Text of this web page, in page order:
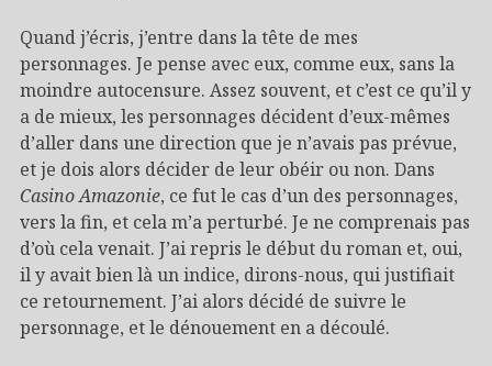
Quand j’écris, j’entre dans la tête de mes
personnages. Je pense avec eux, comme eux, sans la
moindre autocensure. Assez souvent, et c’est ce qu’il y
a de mieux, les personnages décident d’eux-mêmes
d’aller dans une direction que je n’avais pas prévue,
et je dois alors décider de leur obéir ou non. Dans
Casino Amazonie, ce fut le cas d’un des personnages,
vers la fin, et cela m’a perturbé. Je ne comprenais pas
d’où cela venait. J’ai repris le début du roman et, oui,
il y avait bien là un indice, dirons-nous, qui justifiait
ce retournement. J’ai alors décidé de suivre le
personnage, et le dénouement en a découlé.